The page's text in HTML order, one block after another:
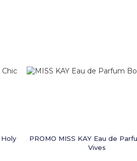
Holy
PROMO MISS KAY Eau de
Vives